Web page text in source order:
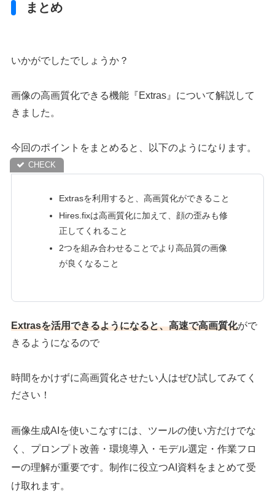
まとめ
いかがでしたでしょうか？
画像の高画質化できる機能『Extras』について解説して
きました。
今回のポイントをまとめると、以下のようになります。
Extrasを利用すると、高画質化ができること
Hires.fixは高画質化に加えて、顔の歪みも修
正してくれること
2つを組み合わせることでより高品質の画像
が良くなること
Extrasを活用できるようになると、高速で高画質化がで
きるようになるので
時間をかけずに高画質化させたい人はぜひ試してみてく
ださい！
画像生成AIを使いこなすには、ツールの使い方だけでな
く、プロンプト改善・環境導入・モデル選定・作業フロ
ーの理解が重要です。制作に役立つAI資料をまとめて受
け取れます。